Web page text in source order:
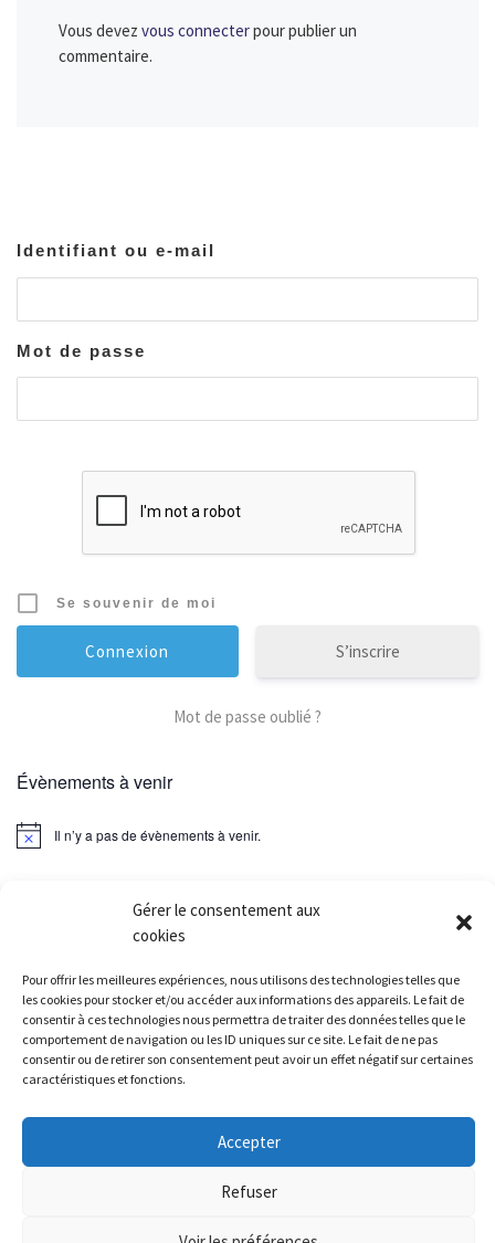
Gérer le consentement aux
cookies
Pour offrir les meilleures expériences, nous utilisons des technologies telles que
les cookies pour stocker et/ou accéder aux informations des appareils. Le fait de
consentir à ces technologies nous permettra de traiter des données telles que le
comportement de navigation ou les ID uniques sur ce site. Le fait de ne pas
consentir ou de retirer son consentement peut avoir un effet négatif sur certaines
caractéristiques et fonctions.
Accepter
Refuser
Vous devez vous connecterpour publier un
commentaire.
Identifiant ou e-mail
Mot de passe
Se souvenir de moi
S’inscrire
Mot de passe oublié ?
Évènements à venir
Il n’y a pas de évènements à venir.
Parcourir les articles
ENTRAINEMENT DE JEUDI 07/07/2016
RETOUR À LA LISTE
– Tous droits réservés
confidentialité-Mentions légales